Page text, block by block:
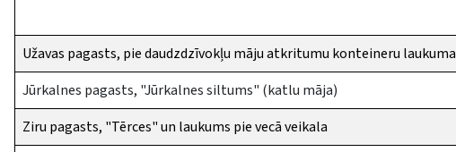
Užavas pagasts, pie daudzdzīvokļu māju atkritumu konteineru laukuma
Jūrkalnes pagasts, "Jūrkalnes siltums" (katlu māja)
Ziru pagasts, "Tērces" un laukums pie vecā veikala